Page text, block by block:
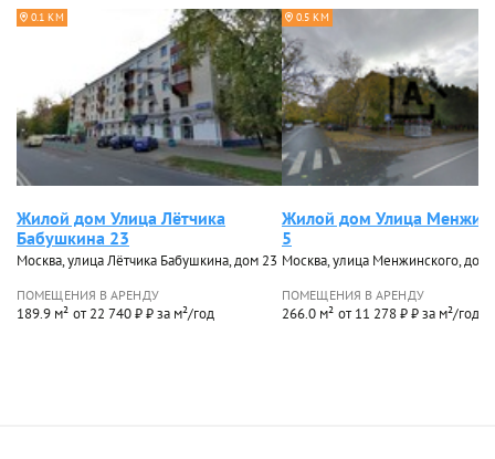
0.1 КМ
Жилой дом Улица Лётчика
Бабушкина 23
Москва, улица Лётчика Бабушкина, дом 23
ПОМЕЩЕНИЯ В АРЕНДУ
189.9 м² от 22 740 ₽ ₽ за м²/год
0.5 КМ
Жилой дом Улица
5
Москва, улица Менжинского, дом
ПОМЕЩЕНИЯ В АРЕНДУ
266.0 м² от 11 278 ₽ ₽ за м²/год